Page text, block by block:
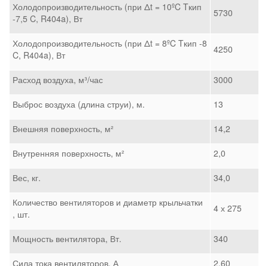
Холодопроизводительность (при Δt = 10ºC Tкип
-7,5 C, R404a), Вт
5730
Холодопроизводительность (при Δt = 8ºC Tкип -8
C, R404a), Вт
4250
Расход воздуха, м³/час 3000
Выброс воздуха (длина струи), м. 13
Внешняя поверхность, м² 14,2
Внутренняя поверхность, м² 2,0
Вес, кг. 34,0
Количество вентиляторов и диаметр крыльчатки
, шт.
4 х 275
Мощность вентилятора, Вт. 340
Сила тока вентиляторов, А 2,60